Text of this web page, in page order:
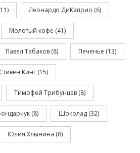
Леонардо ДиКаприо (6)
Молотый кофе (41)
Павел Табаков (8) Печенье (13)
Стивен Кинг (15)
Тимофей Трибунцев (8)
(8) Шоколад (32)
Юлия Хлынина (8)